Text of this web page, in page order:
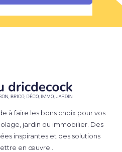
à faire les bons choix pour vos
jardin ou immobilier. Des
inspirantes et des solutions
en œuvre..